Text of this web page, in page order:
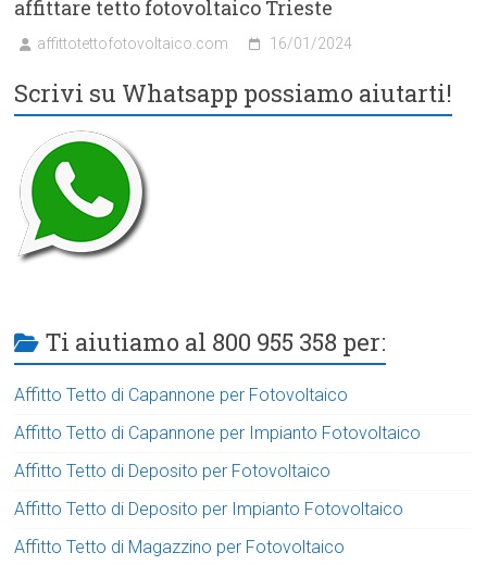
affittare tetto fotovoltaico Trieste
affittotettofotovoltaico.com 16/01/2024
Scrivi su Whatsapp possiamo aiutarti!
Ti aiutiamo al 800 955 358 per:
Affitto Tetto di Capannone per Fotovoltaico
Affitto Tetto di Capannone per Impianto Fotovoltaico
Affitto Tetto di Deposito per Fotovoltaico
Affitto Tetto di Deposito per Impianto Fotovoltaico
Affitto Tetto di Magazzino per Fotovoltaico